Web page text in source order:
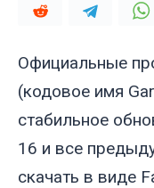
Официальные
(кодовое имя
стабильное
16 и все
скачать в виде